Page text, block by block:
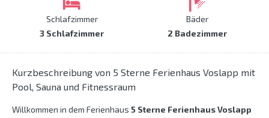
Schlafzimmer
3 Schlafzimmer
Bäder
2 Badezimmer
Kurzbeschreibung von 5 Sterne Ferienhaus Voslapp mit
Pool, Sauna und Fitnessraum
Willkommen in dem Ferienhaus 5 Sterne Ferienhaus Voslapp